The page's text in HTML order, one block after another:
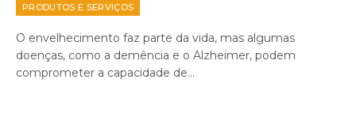
PRODUTOS E SERVIÇOS
O envelhecimento faz parte da vida, mas algumas
doenças, como a demência e o Alzheimer, podem
comprometer a capacidade de…